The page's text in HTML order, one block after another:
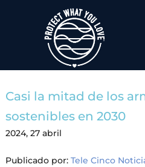
Casi la mitad de los
sostenibles en 2030
2024, 27 abril
Publicado por: Tele Cinco